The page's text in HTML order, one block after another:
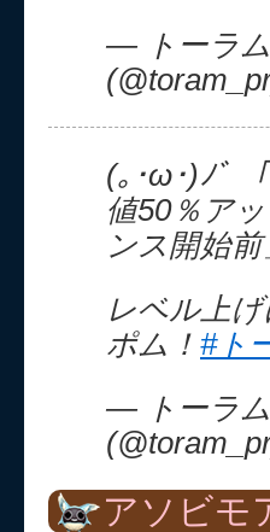
— トーラ
(｡･ω･)ﾉﾞ
値50％ア
ンス開始前
レベル上
ポム！ #ト
— トーラ
アソビモ